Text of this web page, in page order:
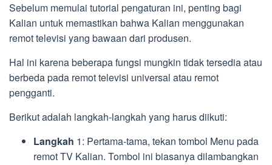
Sebelum memulai tutorial pengaturan ini, penting bagi
Kalian untuk memastikan bahwa Kalian menggunakan
remot televisi yang bawaan dari produsen.
Hal ini karena beberapa fungsi mungkin tidak tersedia atau
berbeda pada remot televisi universal atau remot
pengganti.
Berikut adalah langkah-langkah yang harus diikuti:
Langkah 1: Pertama-tama, tekan tombol Menu pada
remot TV Kalian. Tombol ini biasanya dilambangkan